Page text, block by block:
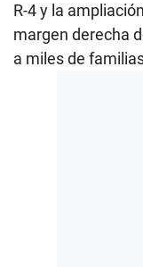
R-4 y la
margen derecha
a miles de